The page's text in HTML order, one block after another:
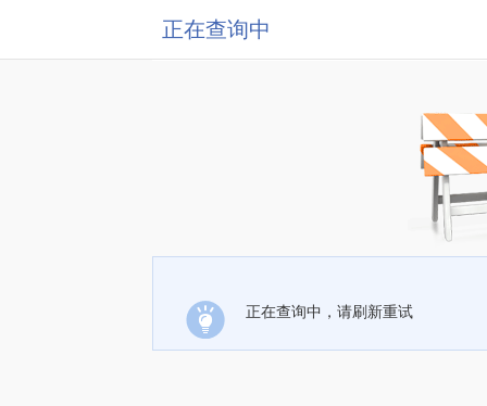
正在查询中
正在查询中，请刷新重试